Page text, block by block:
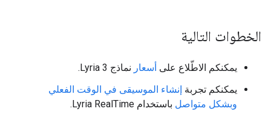
الخطوات التالية
يمكنكم الاطّلاع على أسعار نماذج Lyria 3.
يمكنكم تجربة إنشاء الموسيقى في الوقت الفعلي
وبشكل متواصل باستخدام Lyria RealTime.